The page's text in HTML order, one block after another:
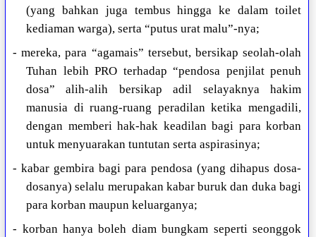
(yang bahkan juga tembus hingga ke dalam toilet
kediaman warga), serta “putus urat malu”-nya;
- mereka, para “agamais” tersebut, bersikap seolah-olah
Tuhan lebih PRO terhadap “pendosa penjilat penuh
dosa” alih-alih bersikap adil selayaknya hakim
manusia di ruang-ruang peradilan ketika mengadili,
dengan memberi hak-hak keadilan bagi para korban
untuk menyuarakan tuntutan serta aspirasinya;
- kabar gembira bagi para pendosa (yang dihapus dosa-
dosanya) selalu merupakan kabar buruk dan duka bagi
para korban maupun keluarganya;
- korban hanya boleh diam bungkam seperti seonggok